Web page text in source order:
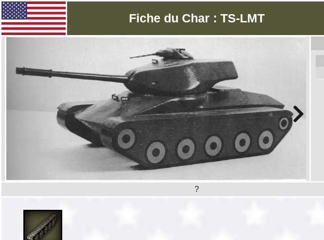
Fiche du Char : TS-LMT
?